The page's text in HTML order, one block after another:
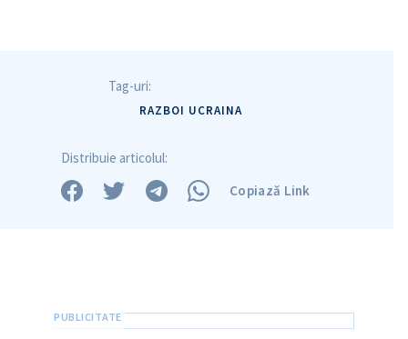
Tag-uri:
RAZBOI UCRAINA
Distribuie articolul:
Copiază Link